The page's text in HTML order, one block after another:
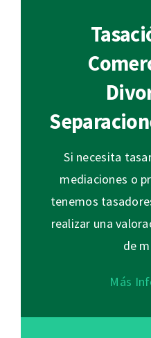
Si necesita
mediaciones o
tenemos
realizar una
de
Más